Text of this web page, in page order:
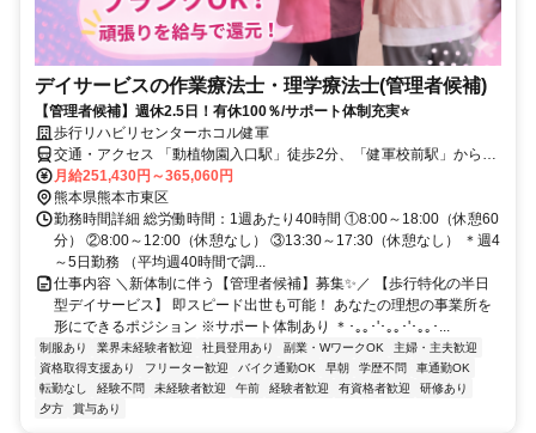
デイサービスの作業療法士・理学療法士(管理者候補)
【管理者候補】週休2.5日！有休100％/サポート体制充実⭐
歩行リハビリセンターホコル健軍
交通・アクセス 「動植物園入口駅」徒歩2分、「健軍校前駅」から徒
歩で3分
月給251,430円～365,060円
熊本県熊本市東区
勤務時間詳細 総労働時間：1週あたり40時間 ①8:00～18:00（休憩60
分） ②8:00～12:00（休憩なし） ③13:30～17:30（休憩なし） ＊週4
～5日勤務 （平均週40時間で調...
仕事内容 ＼新体制に伴う【管理者候補】募集✨／ 【歩行特化の半日
型デイサービス】 即スピード出世も可能！ あなたの理想の事業所を
形にできるポジション ※サポート体制あり ＊･｡｡･'･｡｡･'･｡｡･...
制服あり 業界未経験者歓迎 社員登用あり 副業・WワークOK
主婦・主夫歓迎
資格取得支援あり
フリーター歓迎 バイク通勤OK 早朝 学歴不問
車通勤OK
転勤なし
経験不問 未経験者歓迎 午前 経験者歓迎 有資格者歓迎
研修あり
夕方
賞与あり